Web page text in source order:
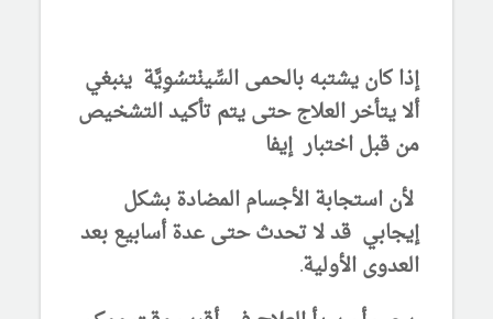
إذا كان يشتبه بالحمى السِّينْتسُوِيَّة ينبغي
ألا يتأخر العلاج حتى يتم تأكيد التشخيص
من قبل اختبار إيفا
لأن استجابة الأجسام المضادة بشكل
إيجابي قد لا تحدث حتى عدة أسابيع بعد
العدوى الأولية.